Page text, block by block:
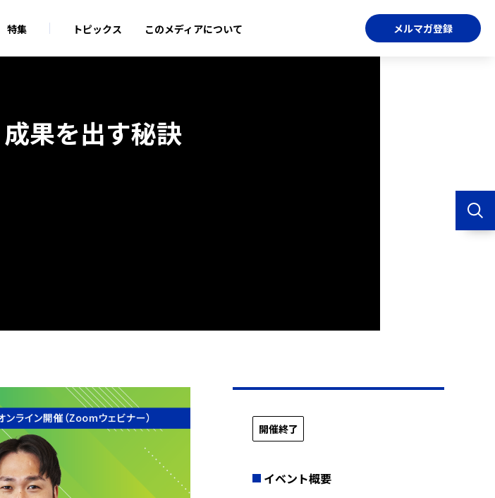
特集 トピックス このメディアについて メルマガ登録
果を出す秘訣
開催終了
イベント概要